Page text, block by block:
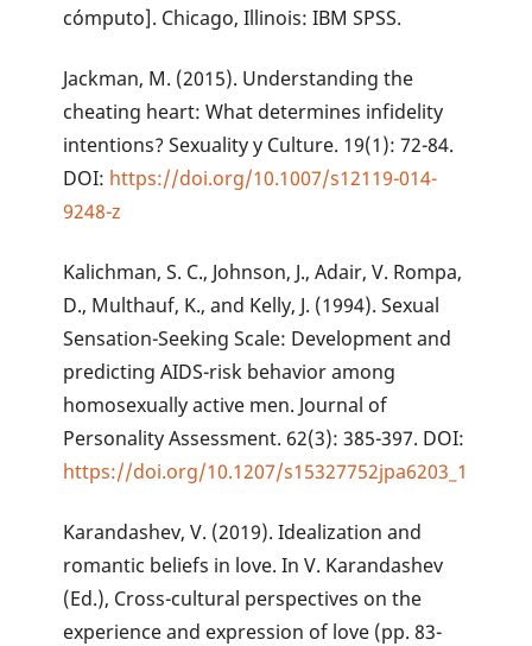
cómputo]. Chicago, Illinois: IBM SPSS.
Jackman, M. (2015). Understanding the
cheating heart: What determines infidelity
intentions? Sexuality y Culture. 19(1): 72-84.
DOI: https://doi.org/10.1007/s12119-014-
9248-z
Kalichman, S. C., Johnson, J., Adair, V. Rompa,
D., Multhauf, K., and Kelly, J. (1994). Sexual
Sensation-Seeking Scale: Development and
predicting AIDS-risk behavior among
homosexually active men. Journal of
Personality Assessment. 62(3): 385-397. DOI:
https://doi.org/10.1207/s15327752jpa6203_1
Karandashev, V. (2019). Idealization and
romantic beliefs in love. In V. Karandashev
(Ed.), Cross-cultural perspectives on the
experience and expression of love (pp. 83-